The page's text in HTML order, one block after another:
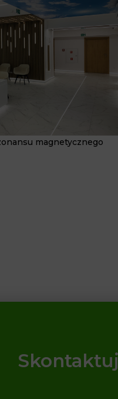
magnetycznego